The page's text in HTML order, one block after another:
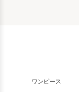
ワンピース